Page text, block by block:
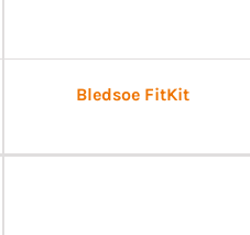
Bledsoe FitKit